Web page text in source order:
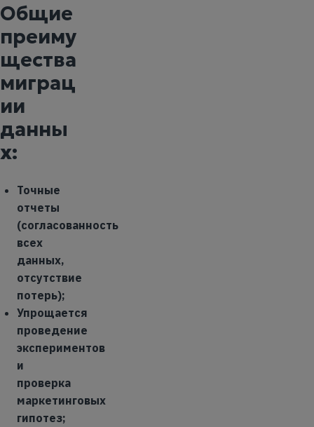
Общие
преиму
щества
миграц
ии
данны
х:
Точные
отчеты
(согласованность
всех
данных,
отсутствие
потерь);
Упрощается
проведение
экспериментов
и
проверка
маркетинговых
гипотез;